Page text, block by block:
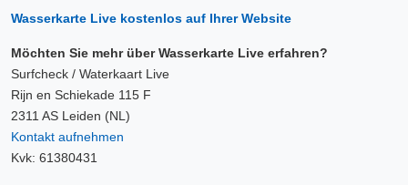
Wasserkarte Live kostenlos auf Ihrer Website
Möchten Sie mehr über Wasserkarte Live erfahren?
Surfcheck / Waterkaart Live
Rijn en Schiekade 115 F
2311 AS Leiden (NL)
Kontakt aufnehmen
Kvk: 61380431